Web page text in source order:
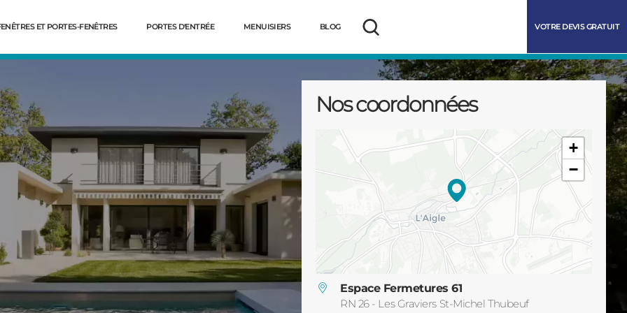
Démarrer
ET PORTES-FENÊTRES PORTES D'ENTRÉE MENUISIERS BLOG
Rechercher
VOTRE DEVIS GRATUIT
61
Nos coordonnées
+
−
Espace Fermetures 61
RN 26 - Les Graviers St-Michel Thubeuf